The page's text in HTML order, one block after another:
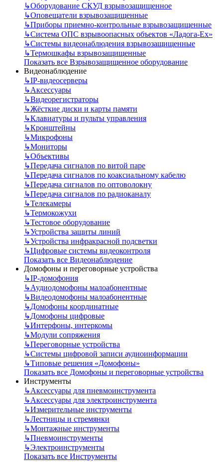
↳Оборудование СКУД взрывозащищенное
↳Оповещатели взрывозащищенные
↳Приборы приемно-контрольные взрывозащищенные
↳Система ОПС взрывоопасных объектов «Ладога-Ex»
↳Системы видеонаблюдения взрывозащищенные
↳Термошкафы взрывозащищенные
Показать все Взрывозащищенное оборудование
Видеонаблюдение
↳IP-видеосерверы
↳Аксессуары
↳Видеорегистраторы
↳Жёсткие диски и карты памяти
↳Клавиатуры и пульты управления
↳Кронштейны
↳Микрофоны
↳Мониторы
↳Объективы
↳Передача сигналов по витой паре
↳Передача сигналов по коаксиальному кабелю
↳Передача сигналов по оптоволокну
↳Передача сигналов по радиоканалу
↳Телекамеры
↳Термокожухи
↳Тестовое оборудование
↳Устройства защиты линий
↳Устройства инфракрасной подсветки
↳Цифровые системы видеоконтроля
Показать все Видеонаблюдение
Домофоны и переговорные устройства
↳IP-домофония
↳Аудиодомофоны малоабонентные
↳Видеодомофоны малоабонентные
↳Домофоны координатные
↳Домофоны цифровые
↳Интерфоны, интеркомы
↳Модули сопряжения
↳Переговорные устройства
↳Системы цифровой записи аудиоинформации
↳Типовые решения «Домофоны»
Показать все Домофоны и переговорные устройства
Инструменты
↳Аксессуары для пневмоинструмента
↳Аксессуары для электроинструмента
↳Измерительные инструменты
↳Лестницы и стремянки
↳Монтажные инструменты
↳Пневмоинструменты
↳Электроинструменты
Показать все Инструменты